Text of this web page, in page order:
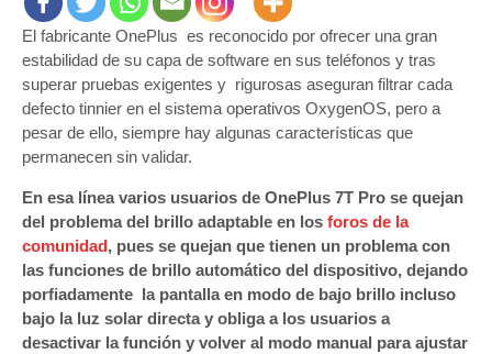
El fabricante OnePlus es reconocido por ofrecer una gran
estabilidad de su capa de software en sus teléfonos y tras
superar pruebas exigentes y rigurosas aseguran filtrar cada
defecto tinnier en el sistema operativos OxygenOS, pero a
pesar de ello, siempre hay algunas características que
permanecen sin validar.
En esa línea varios usuarios de OnePlus 7T Pro se quejan
del problema del brillo adaptable en los foros de la
comunidad, pues se quejan que tienen un problema con
las funciones de brillo automático del dispositivo, dejando
porfiadamente la pantalla en modo de bajo brillo incluso
bajo la luz solar directa y obliga a los usuarios a
desactivar la función y volver al modo manual para ajustar